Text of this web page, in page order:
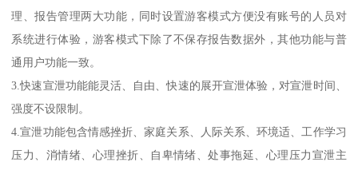
理、报告管理两大功能，同时设置游客模式方便没有账号的人员对
系统进行体验，游客模式下除了不保存报告数据外，其他功能与普
通用户功能一致。
3.快速宣泄功能能灵活、自由、快速的展开宣泄体验，对宣泄时间、
强度不设限制。
4.宣泄功能包含情感挫折、家庭关系、人际关系、环境适、工作学习
压力、消情绪、心理挫折、自卑情绪、处事拖延、心理压力宣泄主